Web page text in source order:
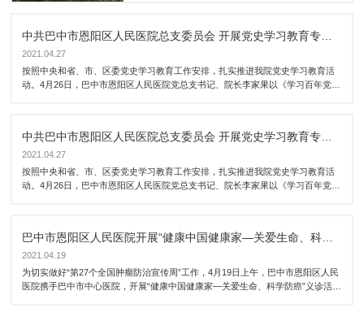
院。
2021.04.27
按照中央和省、市、区委党史学习教育工作安排，扎实推进我院党史学习教育活
动。4月26日，巴中市恩阳区人民医院党总支书记、院长李家果以《学习百年党
中共巴中市恩阳区人民医院总支委员会 开展党史学习教育专题党课活动
2021.04.27
按照中央和省、市、区委党史学习教育工作安排，扎实推进我院党史学习教育活
动。4月26日，巴中市恩阳区人民医院党总支书记、院长李家果以《学习百年党
巴中市恩阳区人民医院开展“健康中国健康家—关爱生命、科学防癌”义诊活动
2021.04.19
为切实做好“第27个全国肿瘤防治宣传周”工作，4月19日上午，巴中市恩阳区人民
医院携手巴中市中心医院，开展“健康中国健康家—关爱生命、科学防癌”义诊活